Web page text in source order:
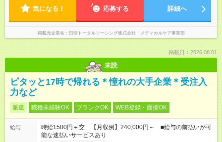
気になる！ 応募する 詳細へ
掲載元企業名 日研トータルソーシング株式会社 メディカルケア事業部
掲載日：2026.08.01
未読
ピタッと17時で帰れる＊憧れの大手企業＊受注入
力など
派遣 職種未経験OK ブランクOK WEB登録・面接OK
給与
時給1500円＋交 【月収例】240,000円～ ■給与の前払いが可
能な速払いサービスあり